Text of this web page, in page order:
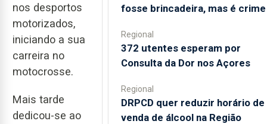
nos desportos
motorizados,
iniciando a sua
carreira no
motocrosse.
Mais tarde
dedicou-se ao
fosse brincadeira, mas é crime
Regional
372 utentes esperam por
Consulta da Dor nos Açores
Regional
DRPCD quer reduzir horário de
venda de álcool na Região